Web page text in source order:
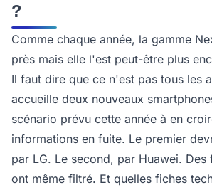
?
Comme chaque année, la gamme
près mais elle l'est peut-être plus
Il faut dire que ce n'est pas tous les
accueille deux nouveaux
scénario prévu cette année à en
informations en fuite. Le premier
par LG. Le second, par Huawei. Des
ont même filtré. Et quelles fiches